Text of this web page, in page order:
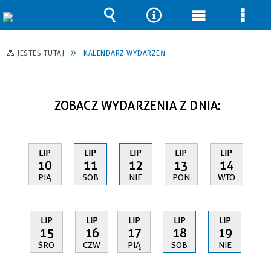
JESTEŚ TUTAJ KALENDARZ WYDARZEŃ
ZOBACZ WYDARZENIA Z DNIA:
LIP
10
PIĄ
LIP
11
SOB
LIP
12
NIE
LIP
13
PON
LIP
14
WTO
LIP
15
ŚRO
LIP
16
CZW
LIP
17
PIĄ
LIP
18
SOB
LIP
19
NIE
Wyszukiwarka
Narzędzia
Menu Menu